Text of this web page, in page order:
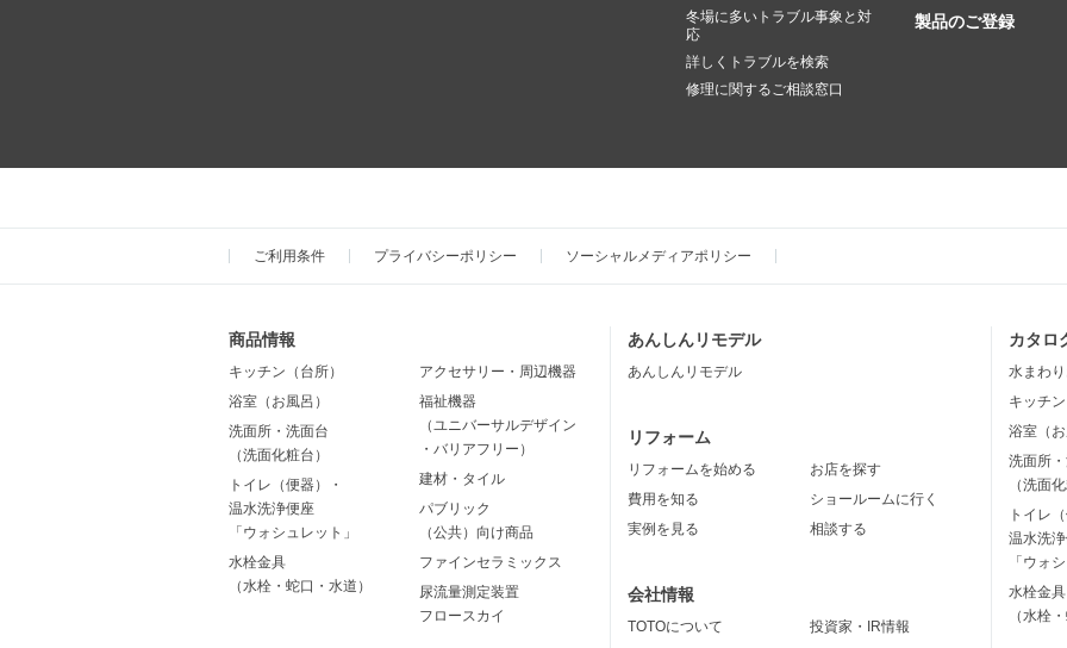
冬場に多いトラブル事象と対
応
詳しくトラブルを検索
修理に関するご相談窓口
製品のご登録
ご利用条件 プライバシーポリシー ソーシャルメディアポリシー
商品情報
キッチン（台所）
浴室（お風呂）
洗面所・洗面台
（洗面化粧台）
トイレ（便器）・
温水洗浄便座
「ウォシュレット」
水栓金具
（水栓・蛇口・水道）
アクセサリー・周辺機器
福祉機器
（ユニバーサルデザイン
・バリアフリー）
建材・タイル
パブリック
（公共）向け商品
ファインセラミックス
尿流量測定装置
フロースカイ
あんしんリモデル
あんしんリモデル
リフォーム
リフォームを始める
費用を知る
実例を見る
お店を探す
ショールームに行く
相談する
会社情報
TOTOについて 投資家・IR情報
カタロ
水まわ
キッチン
浴室（お
洗面所
（洗面
トイレ
温水洗
「ウォ
水栓金具
（水栓